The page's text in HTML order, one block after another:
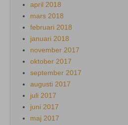
april 2018
mars 2018
februari 2018
januari 2018
november 2017
oktober 2017
september 2017
augusti 2017
juli 2017
juni 2017
maj 2017